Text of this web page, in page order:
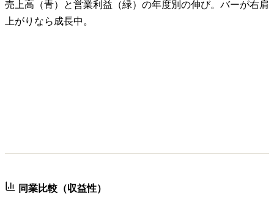
売上高（青）と営業利益（緑）の年度別の伸び。バーが右肩
上がりなら成長中。
同業比較（収益性）